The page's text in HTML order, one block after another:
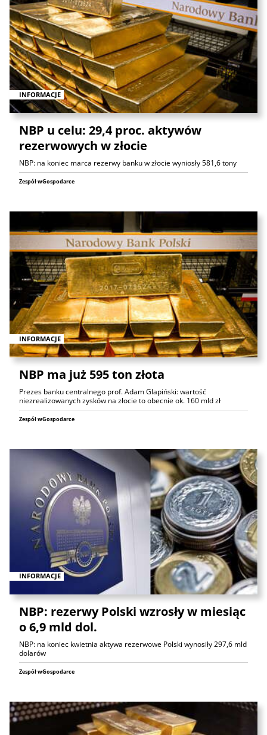
INFORMACJE
NBP u celu: 29,4 proc. aktywów
rezerwowych w złocie
NBP: na koniec marca rezerwy banku w złocie wyniosły 581,6 tony
Zespół wGospodarce
INFORMACJE
NBP ma już 595 ton złota
Prezes banku centralnego prof. Adam Glapiński: wartość
niezrealizowanych zysków na złocie to obecnie ok. 160 mld zł
Zespół wGospodarce
INFORMACJE
NBP: rezerwy Polski wzrosły w miesiąc
o 6,9 mld dol.
NBP: na koniec kwietnia aktywa rezerwowe Polski wynosiły 297,6 mld
dolarów
Zespół wGospodarce